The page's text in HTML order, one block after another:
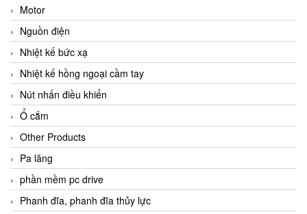
Motor
Nguồn điện
Nhiệt kế bức xạ
Nhiệt kế hồng ngoại cầm tay
Nút nhấn điều khiển
Ổ cắm
Other Products
Pa lăng
phần mềm pc drive
Phanh đĩa, phanh đĩa thủy lực